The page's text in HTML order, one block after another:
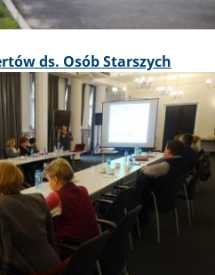
ds. Osób Starszych